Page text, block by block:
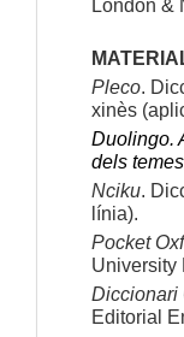
London &
Pleco.
xinès
Duolingo.
dels
Nciku.
línia).
Pocket
University
Diccionari
Editorial